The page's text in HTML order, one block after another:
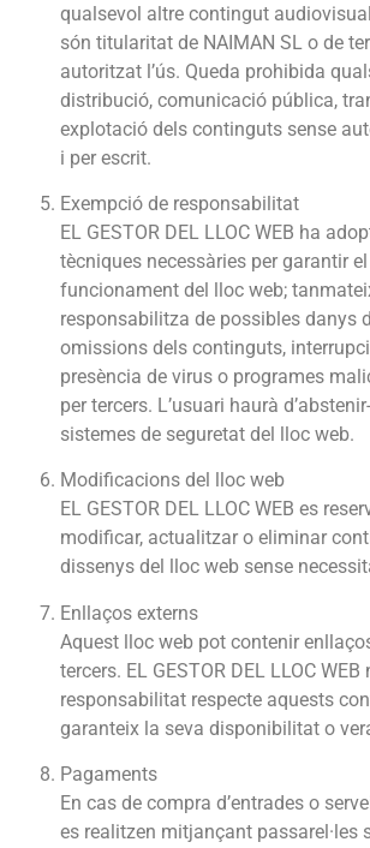
qualsevol altre contingut
són titularitat de NAIMAN SL o de
autoritzat l’ús. Queda prohibida
distribució, comunicació pública,
explotació dels continguts sense
i per escrit.
Exempció de responsabilitat
EL GESTOR DEL LLOC WEB ha
tècniques necessàries per garantir
funcionament del lloc web;
responsabilitza de possibles danys
omissions dels continguts,
presència de virus o programes
per tercers. L’usuari haurà
sistemes de seguretat del lloc web.
Modificacions del lloc web
EL GESTOR DEL LLOC WEB es
modificar, actualitzar o eliminar
dissenys del lloc web sense
Enllaços externs
Aquest lloc web pot contenir
tercers. EL GESTOR DEL LLOC
responsabilitat respecte aquests
garanteix la seva disponibilitat o
Pagaments
En cas de compra d’entrades o
es realitzen mitjançant passarel·les